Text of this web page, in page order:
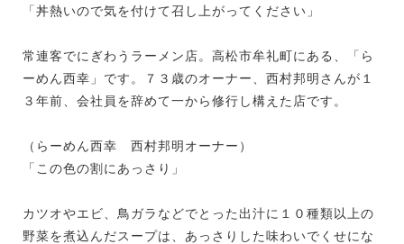
「丼熱いので気を付けて召し上がってください」
常連客でにぎわうラーメン店。高松市牟礼町にある、「ら
ーめん西幸」です。７３歳のオーナー、西村邦明さんが１
３年前、会社員を辞めて一から修行し構えた店です。
（らーめん西幸 西村邦明オーナー）
「この色の割にあっさり」
カツオやエビ、鳥ガラなどでとった出汁に１０種類以上の
野菜を煮込んだスープは、あっさりした味わいでくせにな